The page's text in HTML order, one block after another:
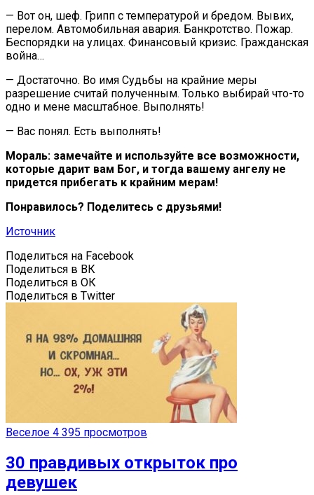
— Вот он, шеф. Грипп с температурой и бредом. Вывих,
перелом. Автомобильная авария. Банкротство. Пожар.
Беспорядки на улицах. Финансовый кризис. Гражданская
война…
— Достаточно. Во имя Судьбы на крайние меры
разрешение считай полученным. Только выбирай что-то
одно и мене масштабное. Выполнять!
— Вас понял. Есть выполнять!
Мораль: замечайте и используйте все возможности,
которые дарит вам Бог, и тогда вашему ангелу не
придется прибегать к крайним мерам!
Понравилось? Поделитесь с друзьями!
Источник
Поделиться на Facebook
Поделиться в ВК
Поделиться в ОК
Поделиться в Twitter
Веселое 4 395 просмотров
30 правдивых открыток про
девушек